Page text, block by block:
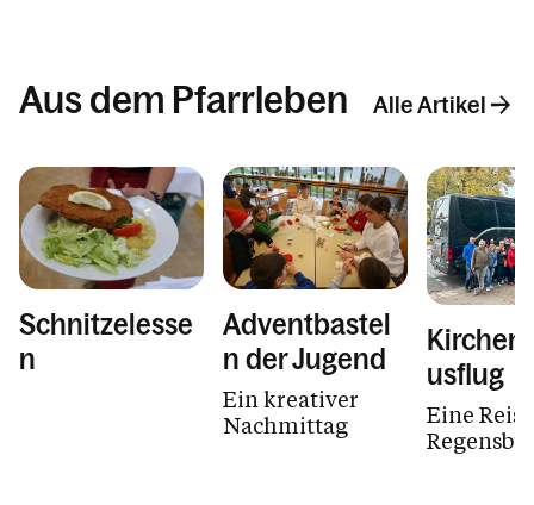
Aus dem Pfarrleben Alle Artikel
Schnitzelesse
n
Adventbastel
n der Jugend
Ein kreativer
Nachmittag
usflug
Eine